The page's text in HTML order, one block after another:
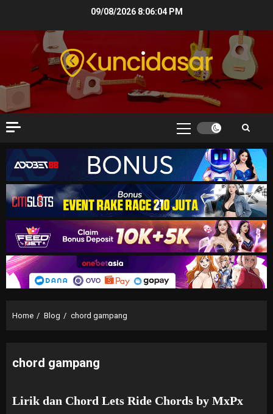
09/08/2026 8:06:05 PM
Primary
Home Blog chord gampang
chord gampang
Lirik dan Chord Lets Ride Chords by MxPx